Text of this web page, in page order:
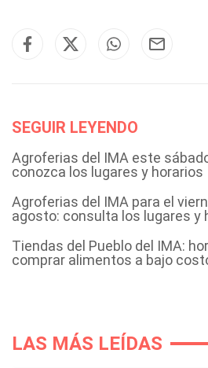
SEGUIR LEYENDO
Agroferias del IMA este
conozca los lugares y horarios
Agroferias del IMA para el
agosto: consulta los lugares y
Tiendas del Pueblo del IMA:
comprar alimentos a bajo
LAS MÁS LEÍDAS